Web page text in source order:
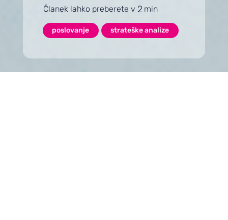
Članek lahko preberete v 2 min
poslovanje strateške analize